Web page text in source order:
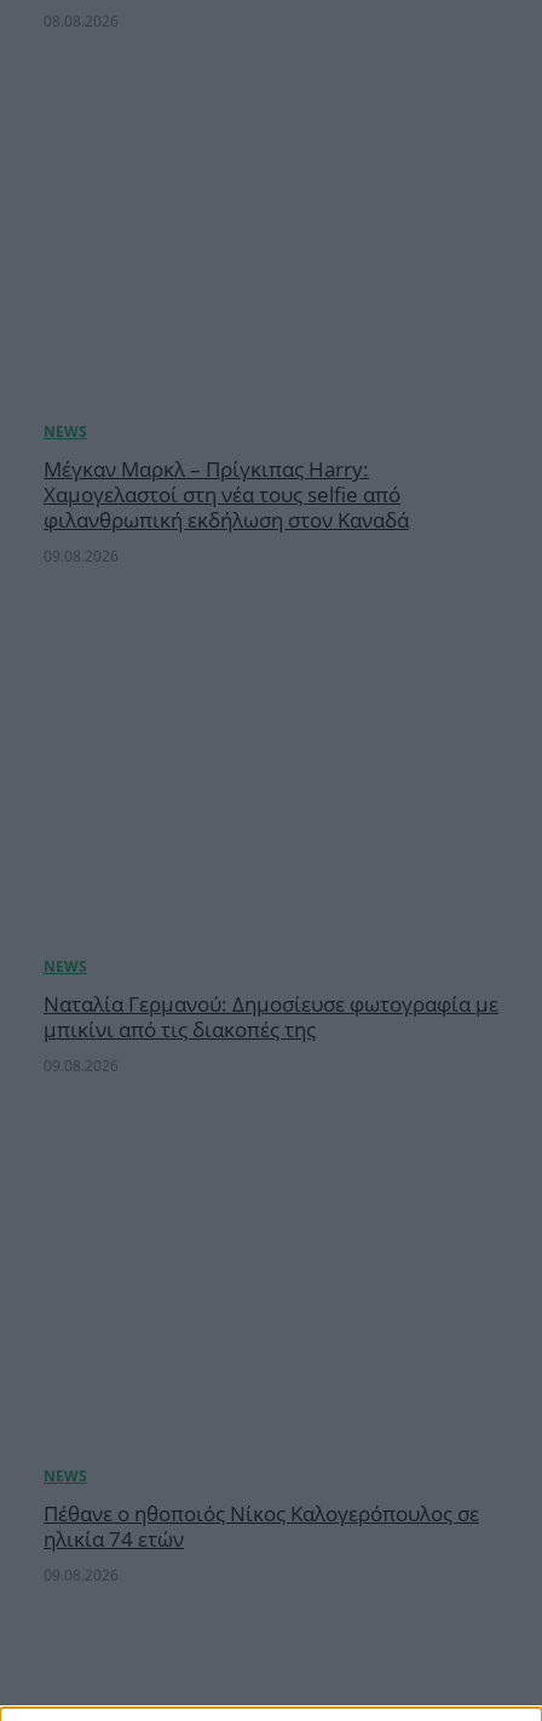
08.08.2026
Μέγκαν Μαρκλ – Πρίγκιπας Harry:
Χαμογελαστοί στη νέα τους selfie από
φιλανθρωπική εκδήλωση στον Καναδά
09.08.2026
Ναταλία Γερμανού: Δημοσίευσε φωτογραφία με
μπικίνι από τις διακοπές της
09.08.2026
Πέθανε ο ηθοποιός Νίκος Καλογερόπουλος σε
ηλικία 74 ετών
09.08.2026